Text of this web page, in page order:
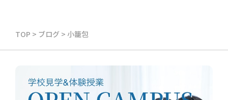
TOP > ブログ > 小籠包